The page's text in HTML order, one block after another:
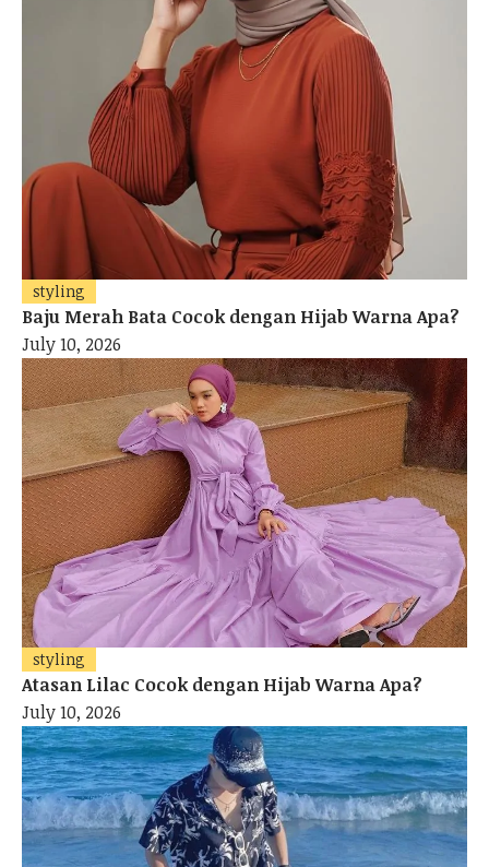
styling
Baju Merah Bata Cocok dengan Hijab Warna Apa?
July 10, 2026
styling
Atasan Lilac Cocok dengan Hijab Warna Apa?
July 10, 2026